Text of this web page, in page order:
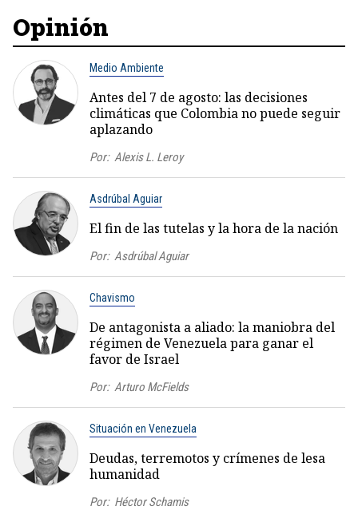
Opinión
Medio Ambiente
Antes del 7 de agosto: las decisiones
climáticas que Colombia no puede seguir
aplazando
Por: Alexis L. Leroy
Asdrúbal Aguiar
El fin de las tutelas y la hora de la nación
Por: Asdrúbal Aguiar
Chavismo
De antagonista a aliado: la maniobra del
régimen de Venezuela para ganar el
favor de Israel
Por: Arturo McFields
Situación en Venezuela
Deudas, terremotos y crímenes de lesa
humanidad
Por: Héctor Schamis